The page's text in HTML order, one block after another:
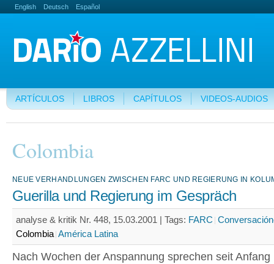
English Deutsch Español
ARTÍCULOS LIBROS CAPÍTULOS VIDEOS-AUDIOS
Colombia
NEUE VERHANDLUNGEN ZWISCHEN FARC UND REGIERUNG IN
Guerilla und Regierung im Gespräch
analyse & kritik Nr. 448, 15.03.2001 | Tags: FARC
Colombia América Latina
Nach Wochen der Anspannung sprechen seit Anfang